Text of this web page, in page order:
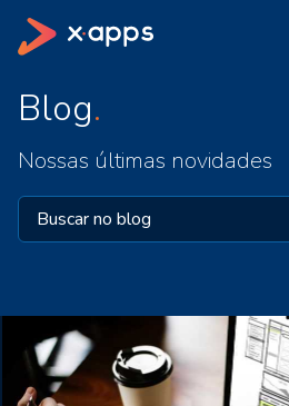
Blog
Nossas últimas novidades